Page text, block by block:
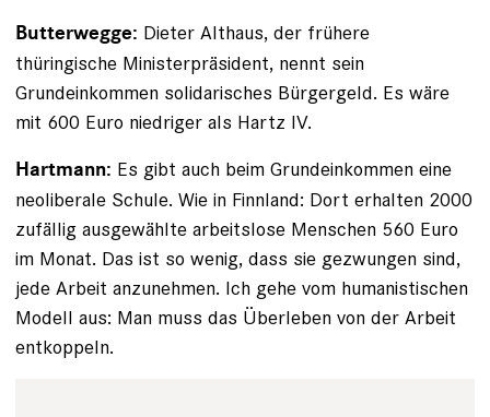
Butterwegge: Dieter Althaus, der frühere
thüringische Ministerpräsident, nennt sein
Grundeinkommen solidarisches Bürgergeld. Es wäre
mit 600 Euro niedriger als Hartz IV.
Hartmann: Es gibt auch beim Grundeinkommen eine
neoliberale Schule. Wie in Finnland: Dort erhalten 2000
zufällig ausgewählte arbeitslose Menschen 560 Euro
im Monat. Das ist so wenig, dass sie gezwungen sind,
jede Arbeit anzunehmen. Ich gehe vom humanistischen
Modell aus: Man muss das Überleben von der Arbeit
entkoppeln.